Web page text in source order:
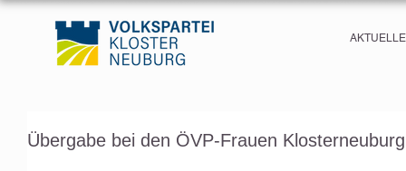
Übergabe bei den ÖVP-Frauen